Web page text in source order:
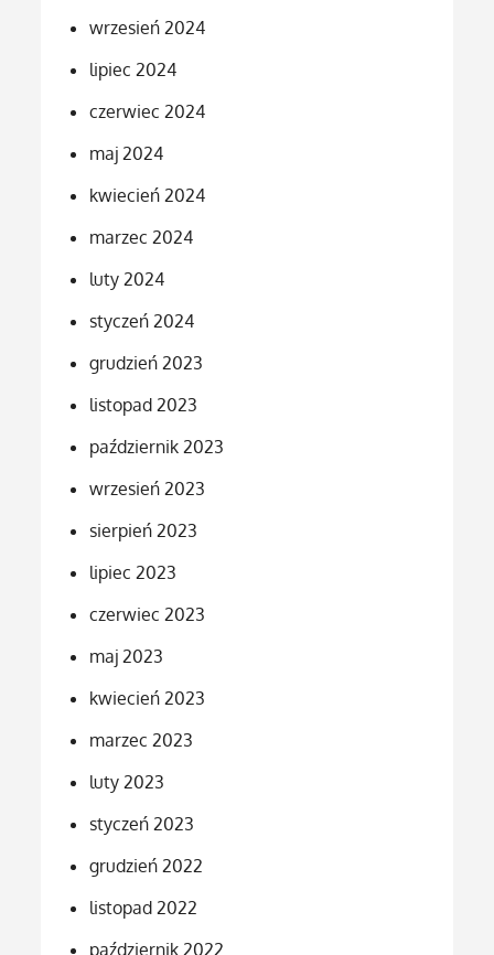
wrzesień 2024
lipiec 2024
czerwiec 2024
maj 2024
kwiecień 2024
marzec 2024
luty 2024
styczeń 2024
grudzień 2023
listopad 2023
październik 2023
wrzesień 2023
sierpień 2023
lipiec 2023
czerwiec 2023
maj 2023
kwiecień 2023
marzec 2023
luty 2023
styczeń 2023
grudzień 2022
listopad 2022
październik 2022